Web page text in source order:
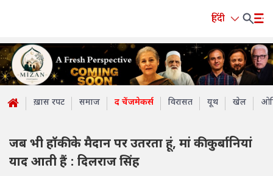
हिंदी
ख़ास रपट समाज द चेंजमेकर्स विरासत यूथ खेल
जब भी हॉकी के मैदान पर उतरता हूं, मां की कुर्बानियां
याद आती हैं : दिलराज सिंह